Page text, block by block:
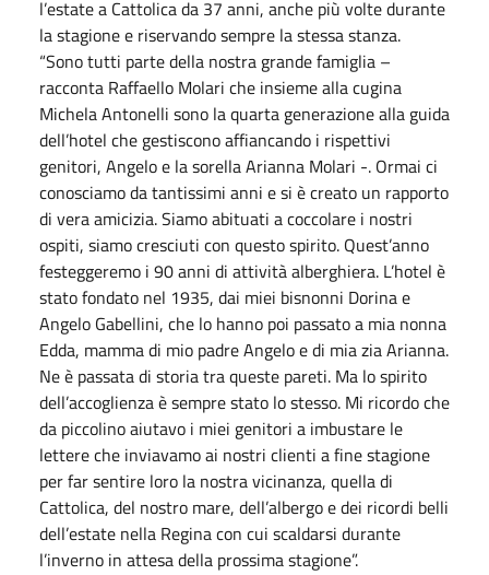
l’estate a Cattolica da 37 anni, anche più volte durante
la stagione e riservando sempre la stessa stanza.
“Sono tutti parte della nostra grande famiglia –
racconta Raffaello Molari che insieme alla cugina
Michela Antonelli sono la quarta generazione alla guida
dell’hotel che gestiscono affiancando i rispettivi
genitori, Angelo e la sorella Arianna Molari -. Ormai ci
conosciamo da tantissimi anni e si è creato un rapporto
di vera amicizia. Siamo abituati a coccolare i nostri
ospiti, siamo cresciuti con questo spirito. Quest’anno
festeggeremo i 90 anni di attività alberghiera. L’hotel è
stato fondato nel 1935, dai miei bisnonni Dorina e
Angelo Gabellini, che lo hanno poi passato a mia nonna
Edda, mamma di mio padre Angelo e di mia zia Arianna.
Ne è passata di storia tra queste pareti. Ma lo spirito
dell’accoglienza è sempre stato lo stesso. Mi ricordo che
da piccolino aiutavo i miei genitori a imbustare le
lettere che inviavamo ai nostri clienti a fine stagione
per far sentire loro la nostra vicinanza, quella di
Cattolica, del nostro mare, dell’albergo e dei ricordi belli
dell’estate nella Regina con cui scaldarsi durante
l’inverno in attesa della prossima stagione”.